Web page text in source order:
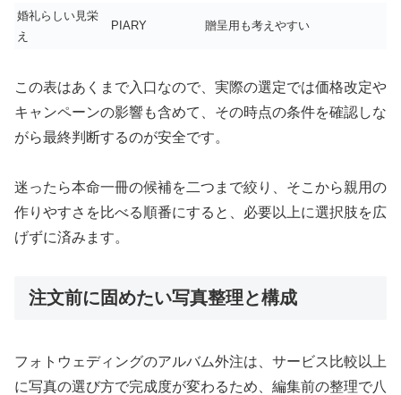
婚礼らしい見栄
え
PIARY 贈呈用も考えやすい
この表はあくまで入口なので、実際の選定では価格改定や
キャンペーンの影響も含めて、その時点の条件を確認しな
がら最終判断するのが安全です。
迷ったら本命一冊の候補を二つまで絞り、そこから親用の
作りやすさを比べる順番にすると、必要以上に選択肢を広
げずに済みます。
注文前に固めたい写真整理と構成
フォトウェディングのアルバム外注は、サービス比較以上
に写真の選び方で完成度が変わるため、編集前の整理で八